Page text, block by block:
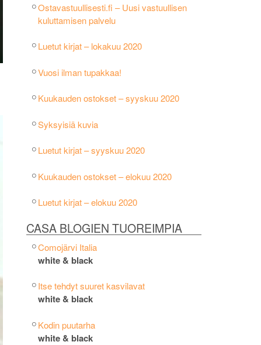
Ostavastuullisesti.fi – Uusi vastuullisen
kuluttamisen palvelu
Luetut kirjat – lokakuu 2020
Vuosi ilman tupakkaa!
Kuukauden ostokset – syyskuu 2020
Syksyisiä kuvia
Luetut kirjat – syyskuu 2020
Kuukauden ostokset – elokuu 2020
Luetut kirjat – elokuu 2020
CASA BLOGIEN TUOREIMPIA
Comojärvi Italia
white & black
Itse tehdyt suuret kasvilavat
white & black
Kodin puutarha
white & black